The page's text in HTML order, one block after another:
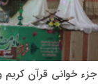
جزء خوانی قرآن کریم